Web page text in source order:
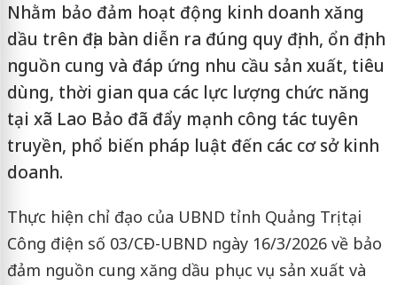
Nhằm bảo đảm hoạt động kinh doanh xăng
dầu trên địa bàn diễn ra đúng quy định, ổn định
nguồn cung và đáp ứng nhu cầu sản xuất, tiêu
dùng, thời gian qua các lực lượng chức năng
tại xã Lao Bảo đã đẩy mạnh công tác tuyên
truyền, phổ biến pháp luật đến các cơ sở kinh
doanh.
Thực hiện chỉ đạo của UBND tỉnh Quảng Trị tại
Công điện số 03/CĐ-UBND ngày 16/3/2026 về bảo
đảm nguồn cung xăng dầu phục vụ sản xuất và